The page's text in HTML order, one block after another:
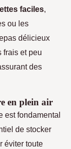
faciles,
ou les
délicieux
frais et peu
des
en plein air
est fondamental
de stocker
éviter toute